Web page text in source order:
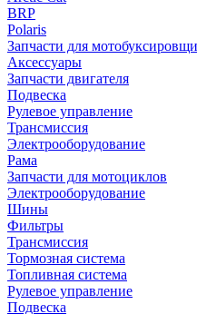
BRP
Polaris
Запчасти для
Аксессуары
Запчасти двигателя
Подвеска
Рулевое управление
Трансмиссия
Электрооборудование
Рама
Запчасти для мотоциклов
Электрооборудование
Шины
Фильтры
Трансмиссия
Тормозная система
Топливная система
Рулевое управление
Подвеска